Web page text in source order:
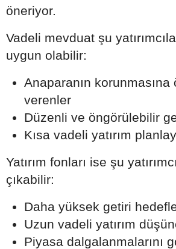
öneriyor.
Vadeli mevduat şu
uygun olabilir:
Anaparanın korunmasına
verenler
Düzenli ve öngörülebilir
Kısa vadeli yatırım
Yatırım fonları ise şu
çıkabilir:
Daha yüksek getiri
Uzun vadeli yatırım
Piyasa dalgalanmalarını